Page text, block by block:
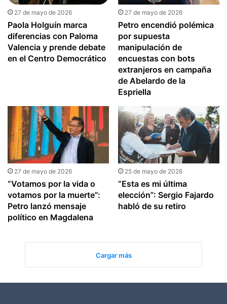
27 de mayo de 2026
Paola Holguín marca
diferencias con Paloma
Valencia y prende debate
en el Centro Democrático
27 de mayo de 2026
Petro encendió polémica
por supuesta
manipulación de
encuestas con bots
extranjeros en campaña
de Abelardo de la
Espriella
27 de mayo de 2026
“Votamos por la vida o
votamos por la muerte”:
Petro lanzó mensaje
político en Magdalena
25 de mayo de 2026
“Esta es mi última
elección”: Sergio Fajardo
habló de su retiro
Cargar más